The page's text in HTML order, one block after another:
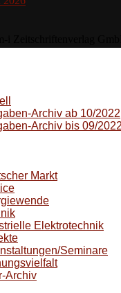
Archiv ab 10/2022
Archiv bis 09/2022
Markt
Elektrotechnik
Seminare
Archiv